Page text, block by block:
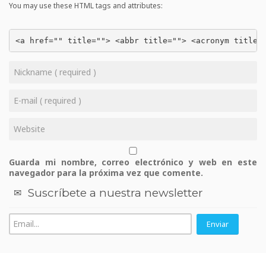
You may use these HTML tags and attributes:
<a href="" title=""> <abbr title=""> <acronym
Guarda mi nombre, correo electrónico y web en este
navegador para la próxima vez que comente.
Suscríbete a nuestra newsletter